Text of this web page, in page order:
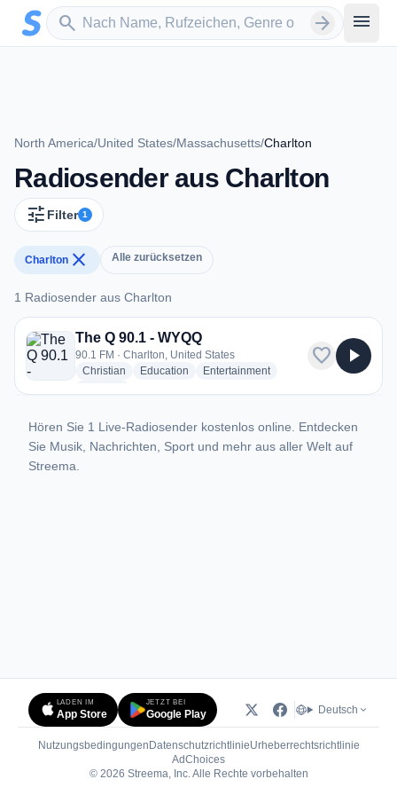
Zum Hauptinhalt springen
search
Sender suchen arrow_forward menu
North America/United States/Massachusetts/Charlton
Radiosender aus Charlton
tune Filter 1
Charlton close Alle zurücksetzen
1 Radiosender aus Charlton
1 Radiosender aus Charlton
The Q 90.1 - WYQQ
90.1 FM · Charlton, United States
Christian radio stations
Education radio stations
Entertainmentradio stations
favorite play_arrow
Hören Sie 1 Live-Radiosender kostenlos online. Entdecken
Sie Musik, Nachrichten, Sport und mehr aus aller Welt auf
Streema.
LADEN IM
App Store
JETZT BEI
Google Play Deutsch
Nutzungsbedingungen DatenschutzrichtlinieUrheberrechtsrichtlinie
AdChoices(öffnet in neuem Tab)
© 2026 Streema, Inc. Alle Rechte vorbehalten